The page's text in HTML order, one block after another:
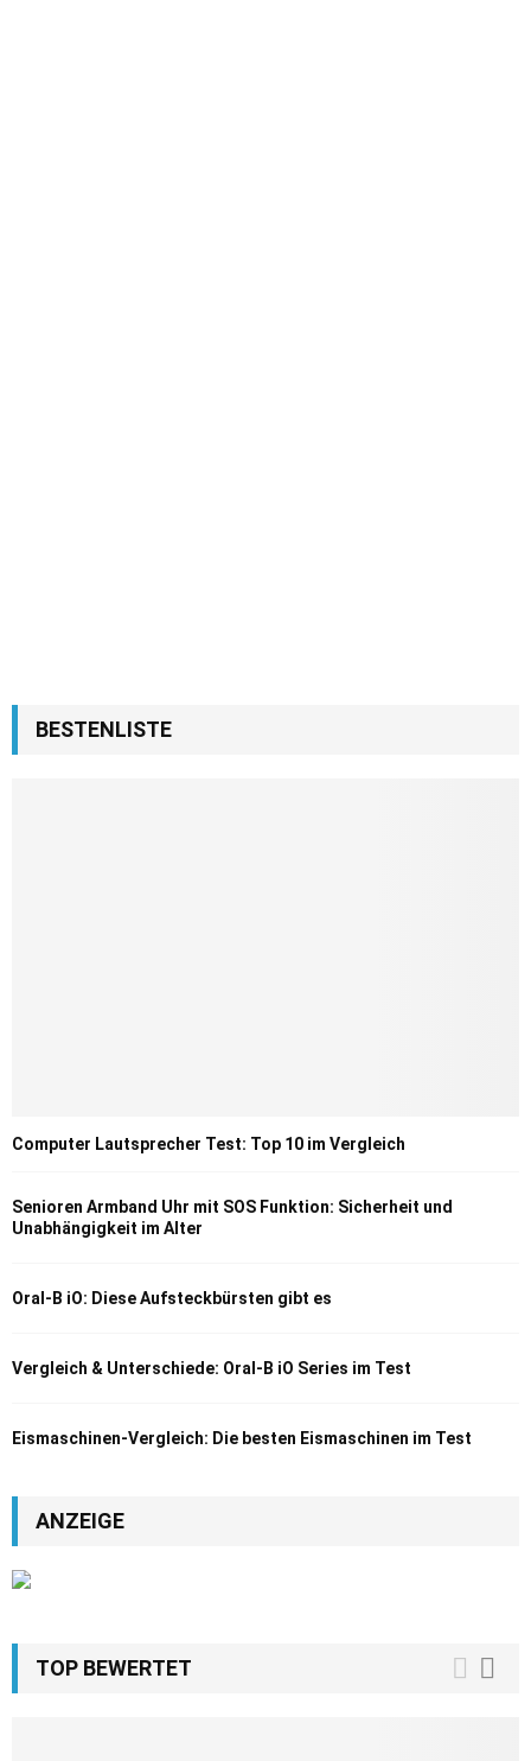
BESTENLISTE
Computer Lautsprecher Test: Top 10 im Vergleich
Senioren Armband Uhr mit SOS Funktion: Sicherheit und
Unabhängigkeit im Alter
Oral-B iO: Diese Aufsteckbürsten gibt es
Vergleich & Unterschiede: Oral-B iO Series im Test
Eismaschinen-Vergleich: Die besten Eismaschinen im Test
ANZEIGE
TOP BEWERTET